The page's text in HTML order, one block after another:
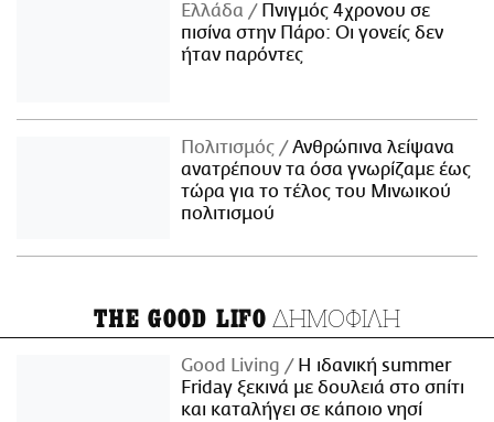
Ελλάδα
Πνιγμός 4χρονου σε
πισίνα στην Πάρο: Οι γονείς δεν
ήταν παρόντες
Πολιτισμός
Ανθρώπινα λείψανα
ανατρέπουν τα όσα γνωρίζαμε έως
τώρα για το τέλος του Μινωικού
πολιτισμού
THE GOOD LIFO ΔΗΜΟΦΙΛΗ
Good Living
Η ιδανική summer
Friday ξεκινά με δουλειά στο σπίτι
και καταλήγει σε κάποιο νησί